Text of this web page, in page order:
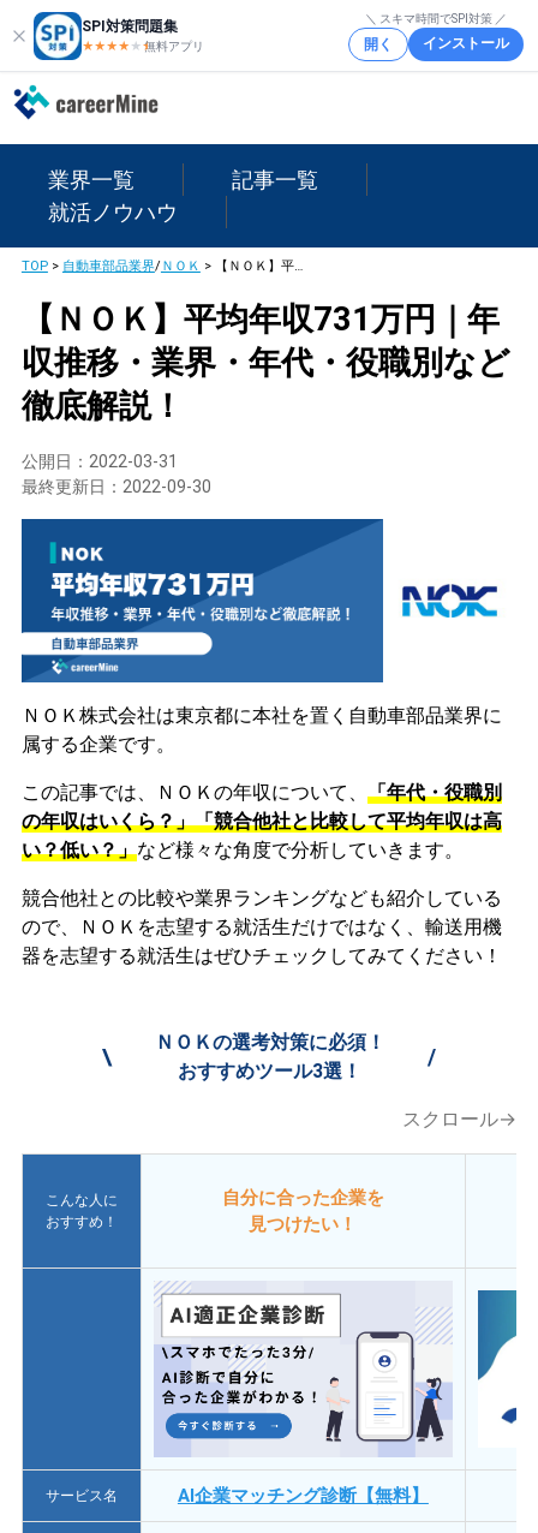
SPI対策問題集
★★★★ ★★
無料アプリ
＼ スキマ時間でSPI対策 ／
開く インストール
業界一覧
記事一覧
就活ノウハウ
TOP> 自動車部品業界/ＮＯＫ > 【ＮＯＫ】平均年収731万円｜年収推移・業界・年代・役職別など徹底解説！
【ＮＯＫ】平均年収731万円｜年
収推移・業界・年代・役職別など
徹底解説！
公開日： 2022-03-31
最終更新日： 2022-09-30
ＮＯＫ株式会社は東京都に本社を置く自動車部品業界に
属する企業です。
この記事では、ＮＯＫの年収について、 「年代・役職別
の年収はいくら？」「競合他社と比較して平均年収は高
い？低い？」など様々な角度で分析していきます。
競合他社との比較や業界ランキングなども紹介している
ので、ＮＯＫを志望する就活生だけではなく、輸送用機
器を志望する就活生はぜひチェックしてみてください！
\
ＮＯＫの選考対策に必須！
おすすめツール3選！
/
スクロール→
こんな人に
おすすめ！
自分に合った企業を
見つけたい！
サービス名 AI企業マッチング診断【無料】